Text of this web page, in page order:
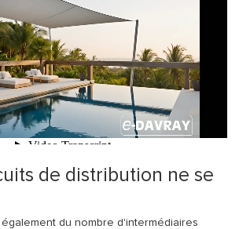
de distribution ne se
du nombre d'intermédiaires